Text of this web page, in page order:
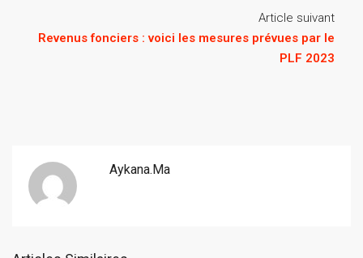
Article suivant
Revenus fonciers : voici les mesures prévues par le
PLF 2023
Aykana.ma